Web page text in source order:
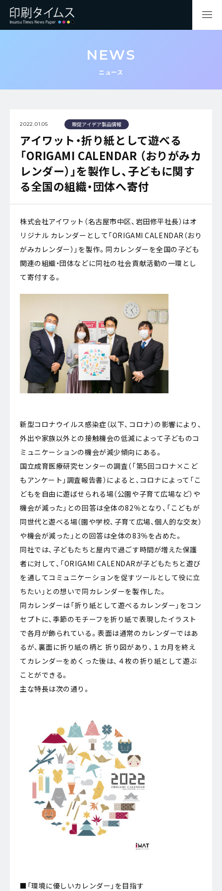
NEWS
ニュース
2022.01.05 販促アイデア製品情報
アイワット・折り紙として遊べる
「ORIGAMI CALENDAR （おりがみカ
レンダー）」を製作し、子どもに関す
る全国の組織・団体へ寄付
株式会社アイワット（名古屋市中区、岩田修平社長）はオ
リジナル カレンダーとして「ORIGAMI CALENDAR（おり
がみカレンダー）」を製作。同カレンダーを全国の子ども
関連の組織・団体などに同社の社会貢献活動の一環とし
て寄付する。
新型コロナウイルス感染症（以下、コロナ）の影響により、
外出や家族以外との接触機会の低減によって子どものコ
ミュニケーションの機会が減少傾向にある。
国立成育医療研究センターの調査（「第5回コロナ×こど
もアンケート」調査報告書）によると、コロナによって「こ
どもを自由に遊ばせられる場（公園や子育て広場など）や
機会が減った」との回答は全体の82％となり、「こどもが
同世代と遊べる場（園や学校、子育て広場、個人的な交友）
や機会が減った」との回答は全体の83％を占めた。
同社では、子どもたちと屋内で過ごす時間が増えた保護
者に対して、「ORIGAMI CALENDARが子どもたちと遊び
を通してコミュニケーションを促すツールとして役に立
ちたい」との想いで同カレンダーを製作した。
同カレンダーは「折り紙として遊べるカレンダー」をコン
セプトに、季節のモチーフを折り紙で表現したイラスト
で各月が飾られている。表面は通常のカレンダーではあ
るが、裏面に折り紙の柄と 折り図があり、１カ月を終え
てカレンダーをめくった後は、４枚の折り紙として遊ぶ
ことができる。
主な特長は次の通り。
■「環境に優しいカレンダー」を目指す